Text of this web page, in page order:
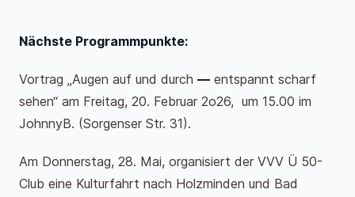
Nächste Programmpunkte:
Vortrag „Augen auf und durch — entspannt scharf
sehen“ am Freitag, 20. Februar 2o26, um 15.00 im
JohnnyB. (Sorgenser Str. 31).
Am Donnerstag, 28. Mai, organisiert der VVV Ü 50-
Club eine Kulturfahrt nach Holzminden und Bad